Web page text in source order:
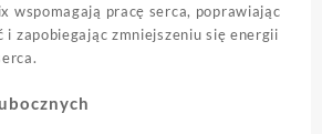
wspomagają pracę serca, poprawiając
i zapobiegając zmniejszeniu się energii